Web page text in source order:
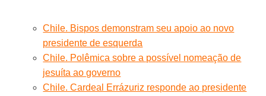
Chile. Bispos demonstram seu apoio ao novo
presidente de esquerda
Chile. Polêmica sobre a possível nomeação de
jesuíta ao governo
Chile. Cardeal Errázuriz responde ao presidente